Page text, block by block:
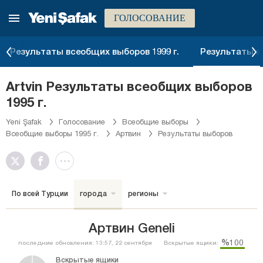
ГОЛОСОВАНИЕ
Результаты всеобщих выборов 1999 г. Результаты
Artvin Результаты всеобщих выборов
1995 г.
Yeni Şafak Голосование
Всеобщие выборы
Всеобщие выборы 1995 г.
Артвин Результаты выборов
По всей Турции города регионы
Артвин Geneli
последние обновления: 13:57, 22 сентября Вскрытые ящики: %100
Вскрытые ящики